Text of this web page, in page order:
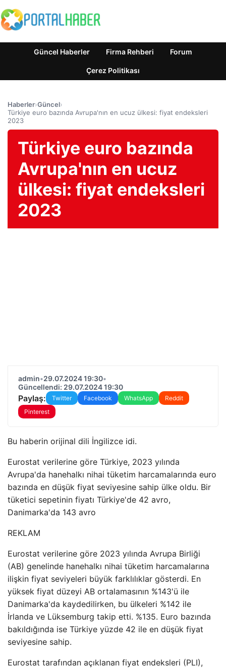
Güncel Haberler Firma Rehberi Forum
Çerez Politikası
Haberler›Güncel›
Türkiye euro bazında Avrupa'nın en ucuz ülkesi: fiyat endeksleri
2023
Türkiye euro bazında
Avrupa'nın en ucuz
ülkesi: fiyat endeksleri
2023
admin•29.07.2024 19:30•
Güncellendi: 29.07.2024 19:30
Paylaş: Twitter Facebook WhatsApp
Reddit
Pinterest
Bu haberin orijinal dili İngilizce idi.
Eurostat verilerine göre Türkiye, 2023 yılında
Avrupa'da hanehalkı nihai tüketim harcamalarında euro
bazında en düşük fiyat seviyesine sahip ülke oldu. Bir
tüketici sepetinin fiyatı Türkiye'de 42 avro,
Danimarka'da 143 avro
REKLAM
Eurostat verilerine göre 2023 yılında Avrupa Birliği
(AB) genelinde hanehalkı nihai tüketim harcamalarına
ilişkin fiyat seviyeleri büyük farklılıklar gösterdi. En
yüksek fiyat düzeyi AB ortalamasının %143'ü ile
Danimarka'da kaydedilirken, bu ülkeleri %142 ile
İrlanda ve Lüksemburg takip etti. %135. Euro bazında
bakıldığında ise Türkiye yüzde 42 ile en düşük fiyat
seviyesine sahip.
Eurostat tarafından açıklanan fiyat endeksleri (PLI),